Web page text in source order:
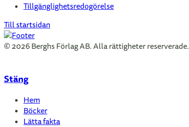
Tillgänglighetsredogörelse
Till startsidan
© 2026 Berghs Förlag AB. Alla rättigheter reserverade.
Stäng
Hem
Böcker
Lätta fakta